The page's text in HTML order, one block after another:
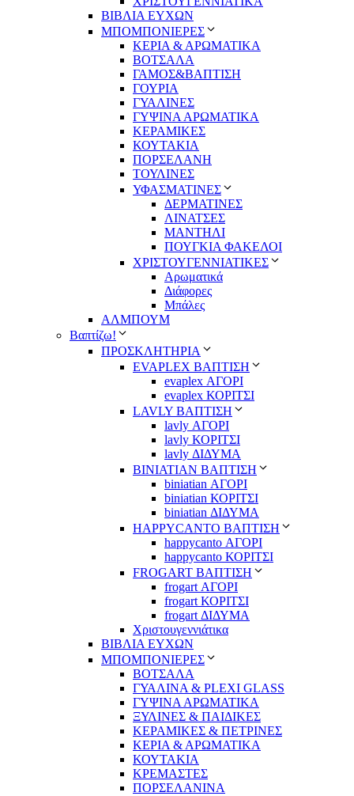
ΒΙΒΛΙΑ ΕΥΧΩΝ
ΜΠΟΜΠΟΝΙΕΡΕΣ
ΚΕΡΙΑ & ΑΡΩΜΑΤΙΚΑ
ΒΟΤΣΑΛΑ
ΓΑΜΟΣ&ΒΑΠΤΙΣΗ
ΓΟΥΡΙΑ
ΓΥΑΛΙΝΕΣ
ΓΥΨΙΝΑ ΑΡΩΜΑΤΙΚΑ
ΚΕΡΑΜΙΚΕΣ
ΚΟΥΤΑΚΙΑ
ΠΟΡΣΕΛΑΝΗ
ΤΟΥΛΙΝΕΣ
ΥΦΑΣΜΑΤΙΝΕΣ
ΔΕΡΜΑΤΙΝΕΣ
ΛΙΝΑΤΣΕΣ
ΜΑΝΤΗΛΙ
ΠΟΥΓΚΙΑ ΦΑΚΕΛΟΙ
ΧΡΙΣΤΟΥΓΕΝΝΙΑΤΙΚΕΣ
Αρωματικά
Διάφορες
Μπάλες
ΑΛΜΠΟΥΜ
Βαπτίζω!
ΠΡΟΣΚΛΗΤΗΡΙΑ
EVAPLEX ΒΑΠΤΙΣΗ
evaplex ΑΓΟΡΙ
evaplex ΚΟΡΙΤΣΙ
LAVLY ΒΑΠΤΙΣΗ
lavly ΑΓΟΡΙ
lavly ΚΟΡΙΤΣΙ
lavly ΔΙΔΥΜΑ
ΒΙΝΙΑΤΙΑΝ ΒΑΠΤΙΣΗ
biniatian ΑΓΟΡΙ
biniatian ΚΟΡΙΤΣΙ
biniatian ΔΙΔΥΜΑ
HAPPYCANTO ΒΑΠΤΙΣΗ
happycanto ΑΓΟΡΙ
happycanto ΚΟΡΙΤΣΙ
FROGART ΒΑΠΤΙΣΗ
frogart ΑΓΟΡΙ
frogart ΚΟΡΙΤΣΙ
frogart ΔΙΔΥΜΑ
Χριστουγεννιάτικα
ΒΙΒΛΙΑ ΕΥΧΩΝ
ΜΠΟΜΠΟΝΙΕΡΕΣ
ΒΟΤΣΑΛΑ
ΓΥΑΛΙΝΑ & PLEXI GLASS
ΓΥΨΙΝΑ ΑΡΩΜΑΤΙΚΑ
ΞΥΛΙΝΕΣ & ΠΑΙΔΙΚΕΣ
ΚΕΡΑΜΙΚΕΣ & ΠΕΤΡΙΝΕΣ
ΚΕΡΙΑ & ΑΡΩΜΑΤΙΚΑ
ΚΟΥΤΑΚΙΑ
ΚΡΕΜΑΣΤΕΣ
ΠΟΡΣΕΛΑΝΙΝΑ